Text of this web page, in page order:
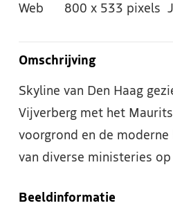
Web 800 x 533 pixels
Omschrijving
Skyline van Den Haag
Vijverberg met het
voorgrond en de moderne
van diverse ministeries
Beeldinformatie